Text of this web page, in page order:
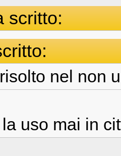
scritto:
nel non
uso mai in